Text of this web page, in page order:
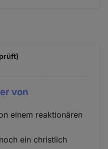
von
einem reaktionären
ein christlich